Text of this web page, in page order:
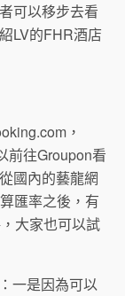
可以移步去看
LV的FHR酒店
，
前往Groupon看
國內的藝龍網
匯率之後，有
大家也可以試
一是因為可以